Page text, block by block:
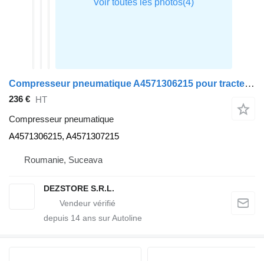
Compresseur pneumatique A4571306215 pour tracteur routier Mercedes-Benz AXOR
236 € HT
Compresseur pneumatique
A4571306215, A4571307215
Roumanie, Suceava
DEZSTORE S.R.L.
depuis 14 ans sur Autoline